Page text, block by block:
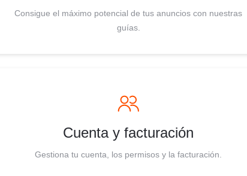
Consigue el máximo potencial de tus anuncios con nuestras
guías.
Cuenta y facturación
Gestiona tu cuenta, los permisos y la facturación.